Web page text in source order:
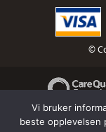
©
Vi bruker
beste opplevelsen